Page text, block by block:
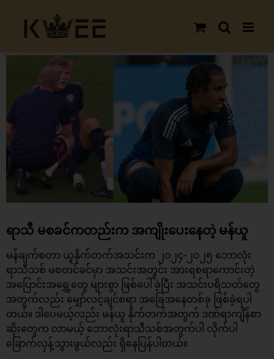
content
Image
ရာသီ မစခင်ကတည်းက အကျိုးပေးနေတဲ့ မန်ယူ
မန်ချက်စတာ ယူနိုက်တက်အသင်းက ၂၀၂၄-၂၀၂၅ ဘောလုံး
ရာသီသစ် မစတင်ခင်မှာ အသင်းအတွင်း အားရစရာကောင်းတဲ့
အပြောင်းအရွှေ့တွေ များစွာ ဖြစ်ပေါ်ခဲ့ပြီး အသင်းပရိသတ်တွေ
အတွက်လည်း မျှော်လင့်ချင်စရာ အခြေအနေတစ်ခု ဖြစ်ခဲ့ရပါ
တယ်။ ဒါပေမယ့်လည်း မန်ယူ နိုက်တက်အတွက် ဒဏ်ရာကျိန်စာ
ဆိုးတွေက လာမယ့် ဘောလုံးရာသီသစ်အတွက်ပါ လိုက်ပါ
ခြောက်လှန့်သွားဖွယ်လည်း ရှိနေပြန်ပါတယ်။